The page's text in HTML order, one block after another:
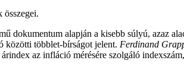
összegei.
dokumentum alapján a kisebb súlyú, azaz
közötti többlet-bírságot jelent. Ferdinand
az infláció mérésére szolgáló